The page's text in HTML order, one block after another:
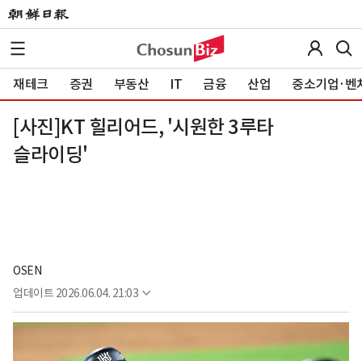
재테크 증권 부동산 IT 금융 산업 중소기업·벤
[사진]KT 힐리어드, '시원한 3루타
슬라이딩'
OSEN
업데이트 2026.06.04. 21:03